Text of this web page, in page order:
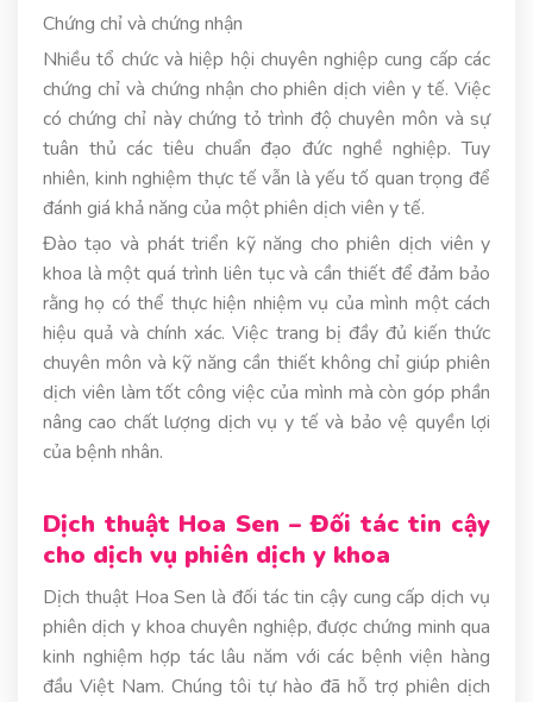
Chứng chỉ và chứng nhận
Nhiều tổ chức và hiệp hội chuyên nghiệp cung cấp các
chứng chỉ và chứng nhận cho phiên dịch viên y tế. Việc
có chứng chỉ này chứng tỏ trình độ chuyên môn và sự
tuân thủ các tiêu chuẩn đạo đức nghề nghiệp. Tuy
nhiên, kinh nghiệm thực tế vẫn là yếu tố quan trọng để
đánh giá khả năng của một phiên dịch viên y tế.
Đào tạo và phát triển kỹ năng cho phiên dịch viên y
khoa là một quá trình liên tục và cần thiết để đảm bảo
rằng họ có thể thực hiện nhiệm vụ của mình một cách
hiệu quả và chính xác. Việc trang bị đầy đủ kiến thức
chuyên môn và kỹ năng cần thiết không chỉ giúp phiên
dịch viên làm tốt công việc của mình mà còn góp phần
nâng cao chất lượng dịch vụ y tế và bảo vệ quyền lợi
của bệnh nhân.
Dịch thuật Hoa Sen – Đối tác tin cậy
cho dịch vụ phiên dịch y khoa
Dịch thuật Hoa Sen là đối tác tin cậy cung cấp dịch vụ
phiên dịch y khoa chuyên nghiệp, được chứng minh qua
kinh nghiệm hợp tác lâu năm với các bệnh viện hàng
đầu Việt Nam. Chúng tôi tự hào đã hỗ trợ phiên dịch